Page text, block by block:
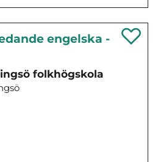
engelska -
folkhögskola